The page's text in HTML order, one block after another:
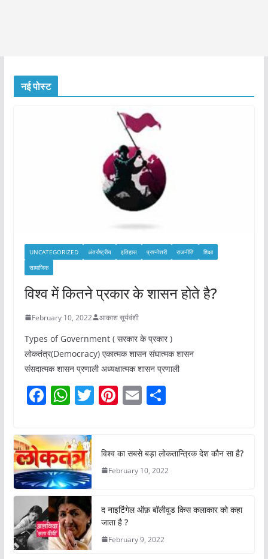
नई पोस्ट
UNCATEGORIZED अंतर्राष्ट्रीय इतिहास प्रश्नोत्तरी राजनीति
शिक्षा
सामाजिक
विश्व में कितने प्रकार के शासन होते है?
February 10, 2022 आकाश सूर्यवंशी
Types of Government ( सरकार के प्रकार )
लोकतंत्र(Democracy) एकात्मक शासन संघात्मक शासन
संसदात्मक शासन प्रणाली अध्यक्षात्मक शासन प्रणाली
F
c
e
b
o
o
k
W
at
s
A
p
p
T
er
Pi
e
st
E
l
S
e
विश्व का सबसे बड़ा लोकतान्त्रिक देश कौन सा है?
February 10, 2022
द नाइटिंगेल ऑफ़ बॉलीवुड किस कलाकार को कहा
जाता है ?
February 9, 2022